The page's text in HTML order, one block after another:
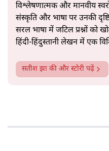
विश्लेषणात्मक और मानवीय
संस्कृति और भाषा पर उनकी
सरल भाषा में जटिल प्रश्नों
हिंदी‑हिंदुस्तानी लेखन में एक
सतीश झा की और स्टोरी पढ़ें